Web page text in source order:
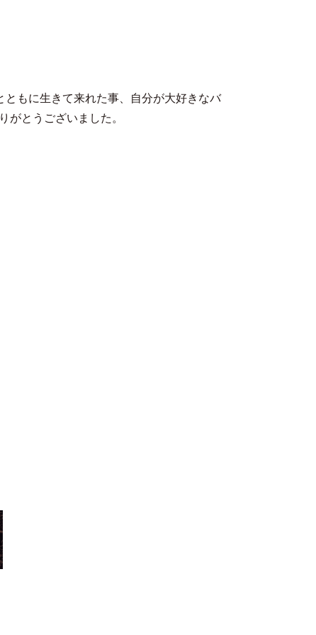
もに生きて来れた事、自分が大好きなバ
がとうございました。